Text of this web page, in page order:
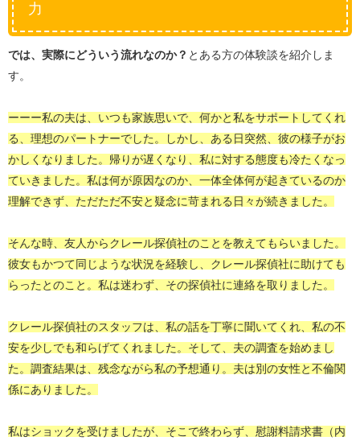
力
では、実際にどういう流れなのか？ とある方の体験談を紹介しま
す。
ーーー私の夫は、いつも家族思いで、何かと私をサポートしてくれ
る、理想のパートナーでした。しかし、ある日突然、彼の様子がお
かしくなりました。帰りが遅くなり、私に対する態度も冷たくなっ
ていきました。私は何が原因なのか、一体全体何が起きているのか
理解できず、ただただ不安と疑念に苛まれる日々が続きました。
そんな時、友人からクレール探偵社のことを教えてもらいました。
彼女もかつて同じような状況を経験し、クレール探偵社に助けても
らったとのこと。私は迷わず、その探偵社に連絡を取りました。
クレール探偵社のスタッフは、私の話を丁寧に聞いてくれ、私の不
安を少しでも和らげてくれました。そして、夫の調査を始めまし
た。調査結果は、残念ながら私の予想通り。夫は別の女性と不倫関
係にありました。
私はショックを受けましたが、そこで終わらず、 慰謝料請求書（内